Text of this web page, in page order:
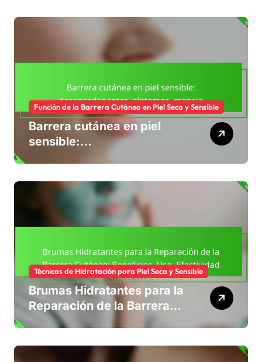
Función de la Barrera Cutánea en Piel Seca y Sensible
Barrera cutánea en piel
sensible:
Técnicas de Hidratación para Piel Seca y Sensible
Brumas Hidratantes para la
Reparación de la Barrera
Cutánea: Beneficios, Uso,